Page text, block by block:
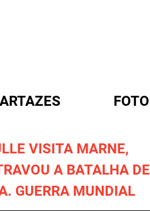
VISITA MARNE,
A BATALHA DE
GUERRA MUNDIAL